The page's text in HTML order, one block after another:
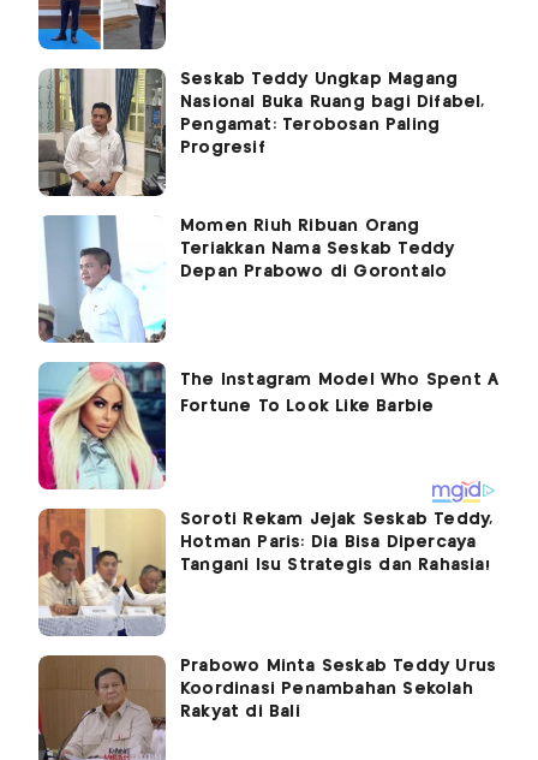
Seskab Teddy Ungkap Magang
Nasional Buka Ruang bagi Difabel,
Pengamat: Terobosan Paling
Progresif
Momen Riuh Ribuan Orang
Teriakkan Nama Seskab Teddy
Depan Prabowo di Gorontalo
Soroti Rekam Jejak Seskab Teddy,
Hotman Paris: Dia Bisa Dipercaya
Tangani Isu Strategis dan Rahasia!
Prabowo Minta Seskab Teddy Urus
Koordinasi Penambahan Sekolah
Rakyat di Bali